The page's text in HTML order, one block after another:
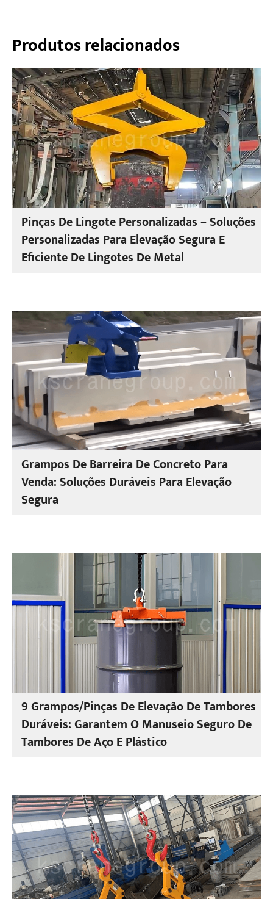
Produtos relacionados
Pinças De Lingote Personalizadas – Soluções
Personalizadas Para Elevação Segura E
Eficiente De Lingotes De Metal
Grampos De Barreira De Concreto Para
Venda: Soluções Duráveis Para Elevação
Segura
9 Grampos/Pinças De Elevação De Tambores
Duráveis: Garantem O Manuseio Seguro De
Tambores De Aço E Plástico